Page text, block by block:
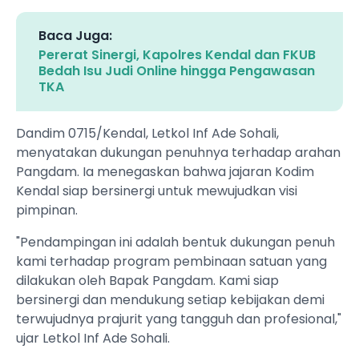
Baca Juga:
Pererat Sinergi, Kapolres Kendal dan FKUB
Bedah Isu Judi Online hingga Pengawasan
TKA
​Dandim 0715/Kendal, Letkol Inf Ade Sohali,
menyatakan dukungan penuhnya terhadap arahan
Pangdam. Ia menegaskan bahwa jajaran Kodim
Kendal siap bersinergi untuk mewujudkan visi
pimpinan.
​"Pendampingan ini adalah bentuk dukungan penuh
kami terhadap program pembinaan satuan yang
dilakukan oleh Bapak Pangdam. Kami siap
bersinergi dan mendukung setiap kebijakan demi
terwujudnya prajurit yang tangguh dan profesional,"
ujar Letkol Inf Ade Sohali.